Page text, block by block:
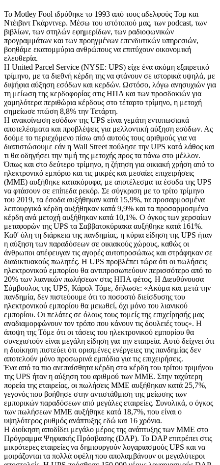
Το Motley Fool ιδρύθηκε το 1993 από τους αδελφούς Τομ και
Ντέιβιντ Γκάρντνερ. Μέσω του ιστότοπού μας, των podcast, των
βιβλίων, των στηλών εφημερίδων, των ραδιοφωνικών
προγραμμάτων και των προηγμένων επενδυτικών υπηρεσιών,
βοηθάμε εκατομμύρια ανθρώπους να επιτύχουν οικονομική
ελευθερία.
Η United Parcel Service (NYSE: UPS) είχε ένα ακόμη εξαιρετικό
τρίμηνο, με τα διεθνή κέρδη της να φτάνουν σε ιστορικά υψηλά, με
διψήφια αύξηση εσόδων και κερδών. Ωστόσο, λόγω ανησυχιών για
τη μείωση της κερδοφορίας στις ΗΠΑ και των προσδοκιών για
χαμηλότερα περιθώρια κέρδους στο τέταρτο τρίμηνο, η μετοχή
σημείωσε πτώση 8,8% την Τετάρτη.
Η ανακοίνωση εσόδων της UPS είναι γεμάτη εντυπωσιακά
αποτελέσματα και προβλέψεις για μελλοντική αύξηση εσόδων. Ας
δούμε το περιεχόμενο πίσω από αυτούς τους αριθμούς για να
διαπιστώσουμε εάν η Wall Street πούλησε την UPS κατά λάθος και
τι θα οδηγήσει την τιμή της μετοχής προς τα πάνω στο μέλλον.
Όπως και στο δεύτερο τρίμηνο, η ζήτηση για οικιακή χρήση από το
ηλεκτρονικό εμπόριο και τις μικρές και μεσαίες επιχειρήσεις
(ΜΜΕ) αυξήθηκε κατακόρυφα, με αποτέλεσμα τα έσοδα της UPS
να φτάσουν σε επίπεδα ρεκόρ. Σε σύγκριση με το τρίτο τρίμηνο
του 2019, τα έσοδα αυξήθηκαν κατά 15,9%, τα προσαρμοσμένα
λειτουργικά κέρδη αυξήθηκαν κατά 9,9% και τα προσαρμοσμένα
κέρδη ανά μετοχή αυξήθηκαν κατά 10,1%. Ο όγκος των χερσαίων
μεταφορών της UPS τα Σαββατοκύριακα αυξήθηκε κατά 161%.
Καθ' όλη τη διάρκεια της πανδημίας, η κύρια είδηση ​​της UPS ήταν
η αύξηση των παραδόσεων σε οικιακούς χώρους, καθώς οι
άνθρωποι απέφευγαν τις αγορές αυτοπροσώπως και στράφηκαν σε
διαδικτυακούς πωλητές. Η UPS προβλέπει τώρα ότι οι πωλήσεις
ηλεκτρονικού εμπορίου θα αντιπροσωπεύουν περισσότερο από το
20% των λιανικών πωλήσεων στις ΗΠΑ φέτος. Η Διευθύνουσα
Σύμβουλος της UPS, Κάρολ Τόμε, δήλωσε: «Ακόμα και μετά την
πανδημία, δεν πιστεύουμε ότι το ποσοστό διείσδυσης του
ηλεκτρονικού εμπορίου θα μειωθεί, όχι μόνο του λιανικού
εμπορίου. Οι πελάτες σε όλους τους τομείς της επιχείρησής μας
αναδιαμορφώνουν τον τρόπο που κάνουν τις δουλειές τους». Η
άποψη της Τόμε ότι οι τάσεις του ηλεκτρονικού εμπορίου θα
συνεχιστούν είναι μεγάλη είδηση ​​για την εταιρεία. Αυτό δείχνει ότι
η διοίκηση πιστεύει ότι ορισμένες ενέργειες της πανδημίας δεν
αποτελούν μόνο προσωρινά εμπόδια για τις επιχειρήσεις.
Ένα από τα πιο ανεπαίσθητα κέρδη στα κέρδη του τρίτου τριμήνου
της UPS ήταν η αύξηση του αριθμού των ΜΜΕ. Στην ταχύτερη
πορεία της εταιρείας, οι πωλήσεις ΜΜΕ αυξήθηκαν κατά 25,7%,
γεγονός που βοήθησε στην αντιστάθμιση της μείωσης των
εμπορικών παραδόσεων από μεγάλες εταιρείες. Συνολικά, ο όγκος
των πωλήσεων ΜΜΕ αυξήθηκε κατά 18,7%, που είναι ο
υψηλότερος ρυθμός ανάπτυξης εδώ και 16 χρόνια.
Η διοίκηση αποδίδει μεγάλο μέρος της ανάπτυξης των ΜΜΕ στο
Πρόγραμμα Ψηφιακής Πρόσβασης (DAP). Το DAP επιτρέπει στις
μικρότερες εταιρείες να δημιουργούν λογαριασμούς UPS και να
μοιράζονται τα πολλά οφέλη που απολαμβάνουν οι μεγαλύτεροι